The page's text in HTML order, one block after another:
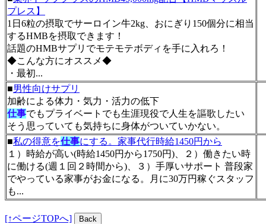
プレス】
1日6粒の摂取でサーロイン牛2kg、おにぎり150個分に相当
するHMBを摂取できます！
話題のHMBサプリでモテモテボディを手に入れろ！
◆こんな方にオススメ◆
・最初...
■男性向けサプリ
加齢による体力・気力・活力の低下
仕事でもプライベートでも生涯現役で人生を謳歌したい
そう思っていても気持ちに身体がついていかない。
■私の得意を仕事にする。家事代行時給1450円から
１）時給が高い(時給1450円から1750円)、２）働きたい時
に働ける(週１回２時間から)、３）手厚いサポート 普段家
でやっている家事がお金になる。月に30万円稼ぐスタッフ
も...
[↑ページTOPへ]